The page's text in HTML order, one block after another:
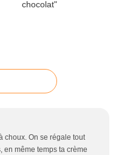
choux. On se régale tout
en même temps ta crème